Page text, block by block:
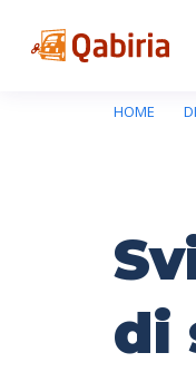
HOME
di